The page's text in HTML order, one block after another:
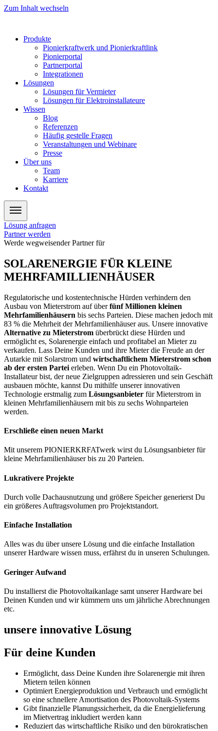
Zum Inhalt wechseln
Produkte
Pionierkraftwerk und Pionierkraftlink
Pionierportal
Partnerportal
Integrationen
Lösungen
Lösungen für Vermieter
Lösungen für Elektroinstallateure
Wissen
Blog
Referenzen
Häufig gestelle Fragen
Veranstaltungen und Webinare
Presse
Über uns
Team
Karriere
Kontakt
Lösung anfragen
Partner werden
Werde wegweisender Partner für
SOLARENERGIE FÜR KLEINE
MEHRFAMILLIENHÄUSER
Regulatorische und kostentechnische Hürden verhindern den
Ausbau von Mieterstrom auf überfünf Millionen kleinen
Mehrfamilienhäusern bis sechs Parteien. Diese machen jedoch mit
83 % die Mehrheit der Mehrfamilienhäuser aus. Unsere innovative
Alternative zu Mieterstrom überbrückt diese Hürden und
ermöglicht es, Solarenergie einfach und profitabel an Mieter zu
verkaufen. Lass Deine Kunden und ihre Mieter die Freude an der
Autarkie mit Solarstrom und wirtschaftlichem Mieterstrom schon
ab der ersten Partei erleben. Wenn Du ein Photovoltaik-
Installateur bist, der neue Zielgruppen adressieren und sein Geschäft
ausbauen möchte, kannst Du mithilfe unserer innovativen
Technologie erstmalig zum Lösungsanbieter für Mieterstrom in
kleinen Mehrfamilienhäusern mit bis zu sechs Wohnparteien
werden.
Erschließe einen neuen Markt
Mit unserem PIONIERKRFATwerk wirst du Lösungsanbieter für
kleine Mehrfamilienhäuser bis zu 20 Parteien.
Lukrativere Projekte
Durch volle Dachausnutzung und größere Speicher generierst Du
ein größeres Auftragsvolumen pro Projektstandort.
Einfache Installation
Alles was du über unsere Lösung und die einfache Installation
unserer Hardware wissen muss, erfährst du in unseren Schulungen.
Geringer Aufwand
Du installierst die Photovoltaikanlage samt unserer Hardware bei
Deinen Kunden und wir kümmern uns um jährliche Abrechnungen
etc.
unsere innovative Lösung
Für deine Kunden
Ermöglicht, dass Deine Kunden ihre Solarenergie mit ihren
Mietern teilen können
Optimiert Energieproduktion und Verbrauch und ermöglicht
so eine schnellere Amortisation des Photovoltaik-Systems
Gibt finanzielle Planungssicherheit, da die Energielieferung
im Mietvertrag inkludiert werden kann
Reduziert das wirtschaftliche Risiko und den bürokratischen